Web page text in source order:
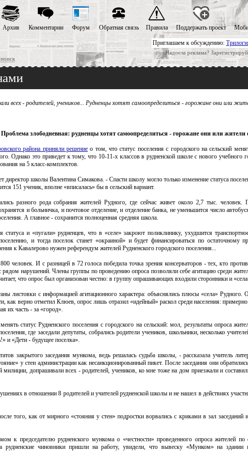
Приглашаем к обсуждению:
Надоела реклама?
Архив Комментарии Форум Обратная связь Правила Поддержать проект
всех - родителей, учеников... Рудненцы хотят самоопределиться - горожане они или
злободневная: рудненцы хотят самоопределиться - горожане они или жители
района приняли решениео том, что статус поселения с городского на сельский
Однако это приведет к тому, что 10-11-х классов в рудненской школе с нового учебного
на 5 класс-комплектов.
директор школы Валентина Симакова. - Спасти школу могло только изменение статуса
151 ученик, вполне «вписалась» бы в сельский вариант.
разного рода собрания жителей Рудного, где сейчас живет около 2,7 тыс. человек.
и больничка, и почтовое отделение, и отделение банка, не уменьшится число
А главное - сохранится полноценная средняя школа.
и «пугали» рудненцев, что в «селе» закроют поликлинику, ухудшится
и тогда поселок станет «окраиной» и будет финансироваться по остаточному
к Кавалерово нужен референдум жителей Рудненского городского поселения...
человек. И с разницей в 72 голоса победила точка зрения консерваторов - тех, кто
нарушений. Члены группы по проведению опроса позволяли себе агитацию среди
что опрос был организован честно: в группу опрашивающих входили сторонники и
листовки с информацией агитационного характера: объяснялись плюсы «села» Рудного.
как верно отметил Клюев, опрос лишь отразил «идейный» раскол среди населения:
их часть - за «город».
статус Рудненского поселения с городского на сельский: мол, результаты опроса
где заседали депутаты, собрались родители учеников, школьники, несколько
и «Дети - будущее поселка».
закрытого заседания мункома, ведь решалась судьба школы, - рассказала учитель
у стен администрации как несанкционированный пикет. После заседания они
милиции, допрашивали всех - родителей, учеников, ко мне тоже на дом приезжали и
в отношении 8 родителей и учителей рудненской школы и не нашел в действиях
того, как от мирного «стояния у стен» подростки ворвались с криками в зал заседаний
к председателю рудненского мункома о «честности» проведенного опроса жителей по
чиновники пришли на работу, увидели, что вывеску «Мунком» на здании